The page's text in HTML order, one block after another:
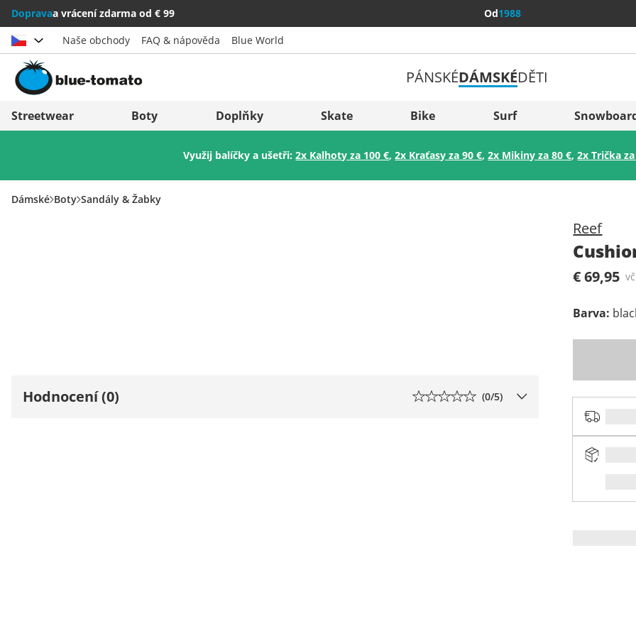
Dopravaa vrácení zdarma od € 99 Od1988
Vybrat zemi
Österreich
Italia (Italiano)
Italien (Deutsch)
Slovenija
België (Nederlands)
Naše obchody FAQ & nápověda Blue World
PÁNSKÉDÁMSKÉDĚTI
Streetwear Boty Doplňky Skate Bike Surf
Využij balíčky a ušetři:2x Kalhoty za 100 €,2x Kraťasy za 90 €,2x Mikiny za 80 €,2x Trička
Dámské Boty Sandály & Žabky
Reef
€ 69,95
Barva:
Hodnocení (0) (0/5)